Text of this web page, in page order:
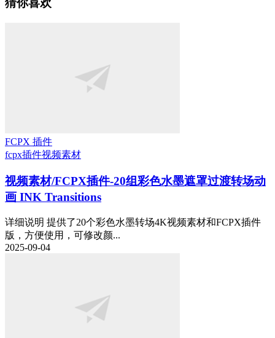
猜你喜欢
FCPX 插件
fcpx插件视频素材
视频素材/FCPX插件-20组彩色水墨遮罩过渡转场动
画 INK Transitions
详细说明 提供了20个彩色水墨转场4K视频素材和FCPX插件
版，方便使用，可修改颜...
2025-09-04